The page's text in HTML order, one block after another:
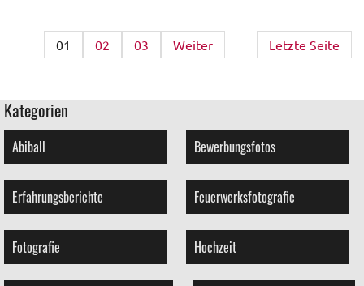
01 02 03 Weiter Letzte Seite
Kategorien
Abiball Bewerbungsfotos
Erfahrungsberichte Feuerwerksfotografie
Fotografie Hochzeit